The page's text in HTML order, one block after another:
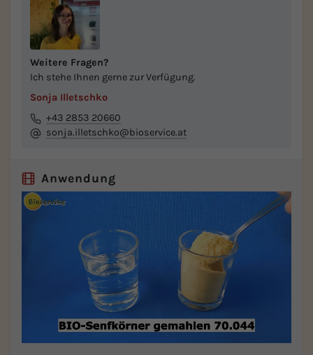
Weitere Fragen?
Ich stehe Ihnen gerne zur Verfügung.
Sonja Illetschko
+43 2853 20660
sonja.illetschko@bioservice.at
Anwendung